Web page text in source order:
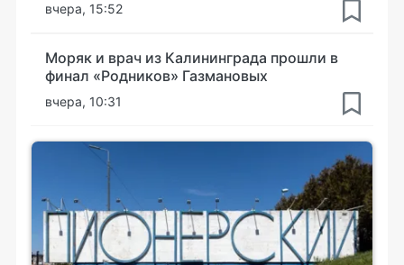
вчера, 15:52
Моряк и врач из Калининграда прошли в
финал «Родников» Газмановых
вчера, 10:31